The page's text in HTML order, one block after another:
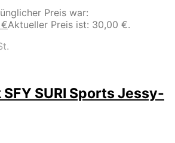
Preis war:
€Aktueller Preis ist: 30,00 €.
SURI Sports Jessy-